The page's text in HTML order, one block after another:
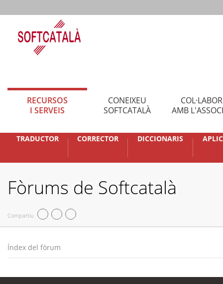
RECURSOS
I SERVEIS
CONEIXEU
SOFTCATALÀ
AMB
TRADUCTOR CORRECTOR DICCIONARIS
Fòrums de Softcatalà
Compartiu
Índex del fòrum